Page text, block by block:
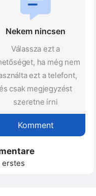
Nekem nincsen
Válassza ezt a
ha még nem
ezt a telefont,
és csak megjegyzést
szeretne írni
Komment
erstes